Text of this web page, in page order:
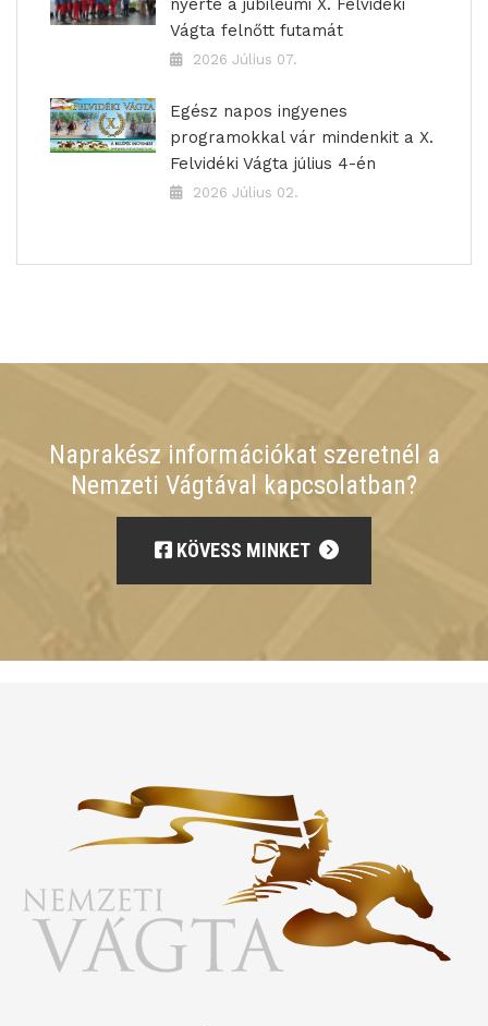
nyerte a jubileumi X. Felvidéki
Vágta felnőtt futamát
2026 Július 07.
Egész napos ingyenes
programokkal vár mindenkit a X.
Felvidéki Vágta július 4-én
2026 Július 02.
Naprakész információkat szeretnél a
Nemzeti Vágtával kapcsolatban?
KÖVESS MINKET